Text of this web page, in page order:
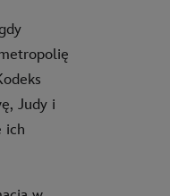
Judy i
ich